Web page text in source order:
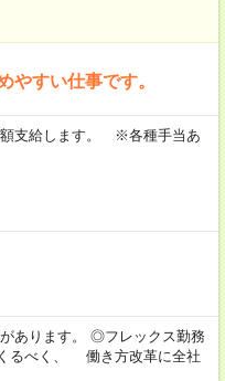
やすい仕事です。
額支給します。 ※各種手当あ
あります。 ◎フレックス勤務
るべく、 働き方改革に全社